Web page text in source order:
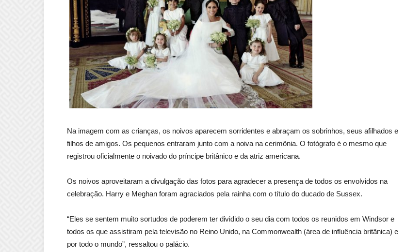
Na imagem com as crianças, os noivos aparecem sorridentes e abraçam os sobrinhos, seus afilhados e
filhos de amigos. Os pequenos entraram junto com a noiva na cerimônia. O fotógrafo é o mesmo que
registrou oficialmente o noivado do príncipe britânico e da atriz americana.
Os noivos aproveitaram a divulgação das fotos para agradecer a presença de todos os envolvidos na
celebração. Harry e Meghan foram agraciados pela rainha com o título do ducado de Sussex.
“Eles se sentem muito sortudos de poderem ter dividido o seu dia com todos os reunidos em Windsor e
todos os que assistiram pela televisão no Reino Unido, na Commonwealth (área de influência britânica) e
por todo o mundo”, ressaltou o palácio.